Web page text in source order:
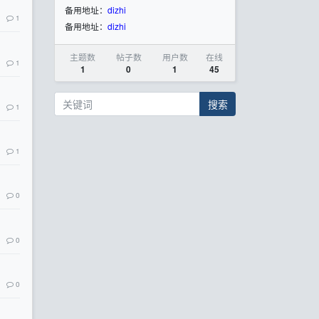
1
1
1
1
0
0
0
备用地址： dizhi
备用地址： dizhi
主题数
1
帖子数
0
用户数
1
在线
45
搜索